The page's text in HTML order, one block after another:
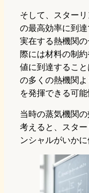
そして、スター
の最高効率に到
実在する熱機関
際には材料の制
値に到達するこ
の多くの熱機関
を発揮できる可能
当時の蒸気機関
考えると、スタ
ンシャルがいか